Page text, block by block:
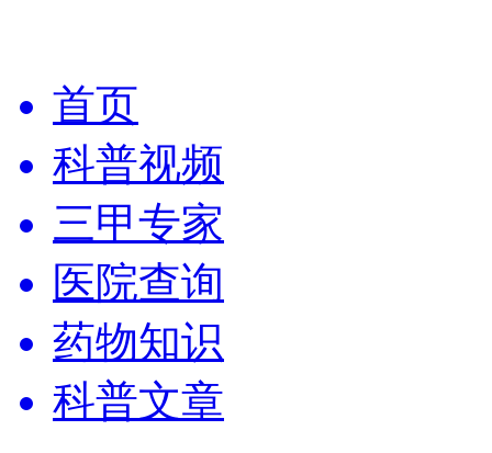
首页
科普视频
三甲专家
医院查询
药物知识
科普文章